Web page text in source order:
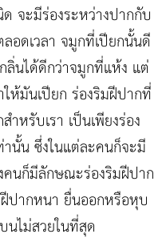
จะมีร่องระหว่างปากกับ
อดเวลา จมูกที่เปียกนั้นดี
นได้ดีกว่าจมูกที่แห้ง แต่
ห้มันเปียก ร่องริมฝีปากที่
ำหรับเรา เป็นเพียงร่อง
นั้น ซึ่งในแต่ละคนก็จะมี
นก็มีลักษณะร่องริมฝีปาก
ปากหนา ยื่นออกหรือหุบ
นไม่สวยในที่สุด